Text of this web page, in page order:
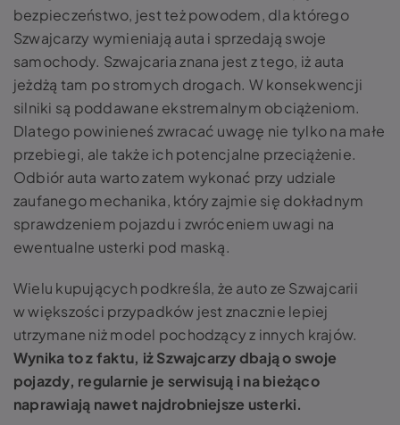
bezpieczeństwo, jest też powodem, dla którego
Szwajcarzy wymieniają auta i sprzedają swoje
samochody. Szwajcaria znana jest z tego, iż auta
jeżdżą tam po stromych drogach. W konsekwencji
silniki są poddawane ekstremalnym obciążeniom.
Dlatego powinieneś zwracać uwagę nie tylko na małe
przebiegi, ale także ich potencjalne przeciążenie.
Odbiór auta warto zatem wykonać przy udziale
zaufanego mechanika, który zajmie się dokładnym
sprawdzeniem pojazdu i zwróceniem uwagi na
ewentualne usterki pod maską.
Wielu kupujących podkreśla, że auto ze Szwajcarii
w większości przypadków jest znacznie lepiej
utrzymane niż model pochodzący z innych krajów.
Wynika to z faktu, iż Szwajcarzy dbają o swoje
pojazdy, regularnie je serwisują i na bieżąco
naprawiają nawet najdrobniejsze usterki.